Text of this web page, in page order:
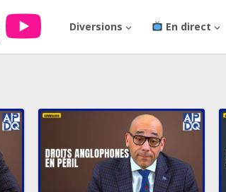
Diversions En direct